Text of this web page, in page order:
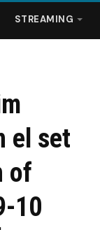
STREAMING
el set
of
10